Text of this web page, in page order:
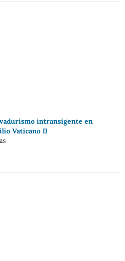
intransigente en
Vaticano II